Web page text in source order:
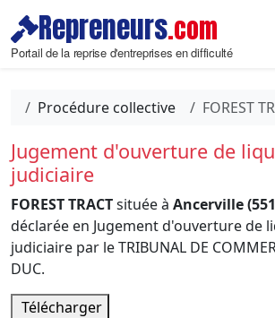
Repreneurs.com
Portail de la reprise d'entreprises en difficulté
Procédure collective FOREST
Jugement d'ouverture de
judiciaire
FOREST TRACTsituée à Ancerville
déclarée en Jugement d'ouverture de
judiciaire par le TRIBUNAL DE
DUC.
Télécharger